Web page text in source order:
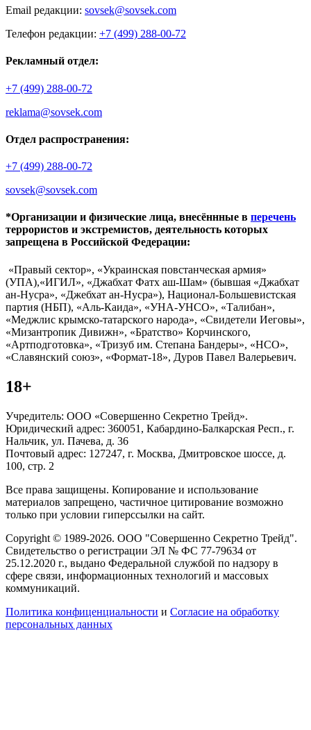
Email редакции: sovsek@sovsek.com
Телефон редакции: +7 (499) 288-00-72
Рекламный отдел:
+7 (499) 288-00-72
reklama@sovsek.com
Отдел распространения:
+7 (499) 288-00-72
sovsek@sovsek.com
*Организации и физические лица, внесённные в перечень
террористов и экстремистов, деятельность которых
запрещена в Российской Федерации:
«Правый сектор», «Украинская повстанческая армия»
(УПА),«ИГИЛ», «Джабхат Фатх аш-Шам» (бывшая «Джабхат
ан-Нусра», «Джебхат ан-Нусра»), Национал-Большевистская
партия (НБП), «Аль-Каида», «УНА-УНСО», «Талибан»,
«Меджлис крымско-татарского народа», «Свидетели Иеговы»,
«Мизантропик Дивижн», «Братство» Корчинского,
«Артподготовка», «Тризуб им. Степана Бандеры», «НСО»,
«Славянский союз», «Формат-18», Дуров Павел Валерьевич.
18+
Учредитель: ООО «Совершенно Секретно Трейд».
Юридический адрес: 360051, Кабардино-Балкарская Респ., г.
Нальчик, ул. Пачева, д. 36
Почтовый адрес: 127247, г. Москва, Дмитровское шоссе, д.
100, стр. 2
Все права защищены. Копирование и использование
материалов запрещено, частичное цитирование возможно
только при условии гиперссылки на сайт.
Copyright © 1989-2026. ООО "Совершенно Секретно Трейд".
Свидетельство о регистрации ЭЛ № ФС 77-79634 от
25.12.2020 г., выдано Федеральной службой по надзору в
сфере связи, информационных технологий и массовых
коммуникаций.
Политика конфиценциальности и Согласие на обработку
персональных данных